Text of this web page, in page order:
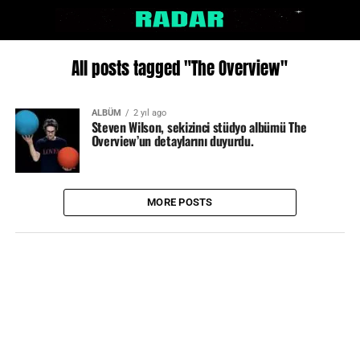
All posts tagged "The Overview"
ALBÜM 2 yıl ago
Steven Wilson, sekizinci stüdyo albümü The
Overview’un detaylarını duyurdu.
MORE POSTS